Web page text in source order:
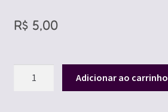
R$ 5,00
Adicionar ao carrinho